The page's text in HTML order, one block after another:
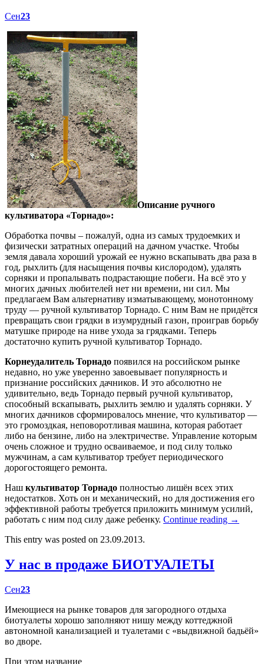
Сен23
Описание ручного
культиватора «Торнадо»:
Обработка почвы – пожалуй, одна из самых трудоемких и
физически затратных операций на дачном участке. Чтобы
земля давала хороший урожай ее нужно вскапывать два раза в
год, рыхлить (для насыщения почвы кислородом), удалять
сорняки и пропалывать подрастающие побеги. На всё это у
многих дачных любителей нет ни времени, ни сил. Мы
предлагаем Вам альтернативу изматывающему, монотонному
труду — ручной культиватор Торнадо. С ним Вам не придётся
превращать свои грядки в изумрудный газон, проиграв борьбу
матушке природе на ниве ухода за грядками. Теперь
достаточно купить ручной культиватор Торнадо.
Корнеудалитель Торнадо появился на российском рынке
недавно, но уже уверенно завоевывает популярность и
признание российских дачников. И это абсолютно не
удивительно, ведь Торнадо первый ручной культиватор,
способный вскапывать, рыхлить землю и удалять сорняки. У
многих дачников сформировалось мнение, что культиватор —
это громоздкая, неповоротливая машина, которая работает
либо на бензине, либо на электричестве. Управление которым
очень сложное и трудно осваиваемое, и под силу только
мужчинам, а сам культиватор требует периодического
дорогостоящего ремонта.
Наш культиватор Торнадо полностью лишён всех этих
недостатков. Хоть он и механический, но для достижения его
эффективной работы требуется приложить минимум усилий,
работать с ним под силу даже ребенку. Continue reading →
This entry was posted on 23.09.2013.
У нас в продаже БИОТУАЛЕТЫ
Сен23
Имеющиеся на рынке товаров для загородного отдыха
биотуалеты хорошо заполняют нишу между коттеджной
автономной канализацией и туалетами с «выдвижной бадьёй»
во дворе.
При этом название